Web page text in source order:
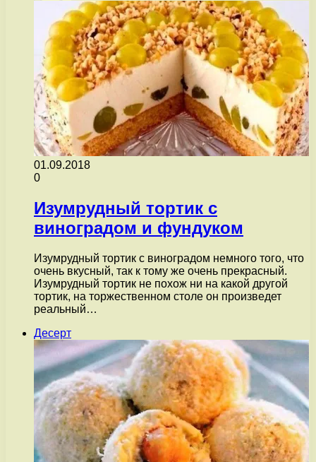
01.09.2018
0
Изумрудный тортик с
виноградом и фундуком
Изумрудный тортик с виноградом немного того, что
очень вкусный, так к тому же очень прекрасный.
Изумрудный тортик не похож ни на какой другой
тортик, на торжественном столе он произведет
реальный…
Десерт